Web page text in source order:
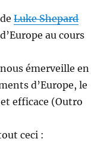
Luke Shepard
au cours
émerveille en
d’Europe, le
efficace (Outro
ceci :